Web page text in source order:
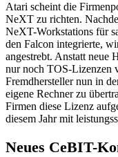
Atari scheint die
NeXT zu richten.
NeXT-Workstations für
den Falcon integrierte,
angestrebt. Anstatt neue
nur noch TOS-Lizenzen
Fremdhersteller nun in
eigene Rechner zu
Firmen diese Lizenz
diesem Jahr mit
Neues CeBIT-